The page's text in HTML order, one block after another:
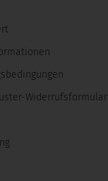
Widerrufsformular